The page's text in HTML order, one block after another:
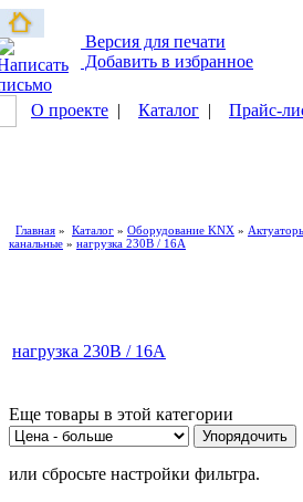
Версия для печати
Добавить в избранное
О проекте | Каталог | Прайс-
Главная » Каталог » Оборудование KNX »
канальные » нагрузка 230В / 16А
нагрузка 230В / 16А
Еще товары в этой категории
или сбросьте настройки фильтра.